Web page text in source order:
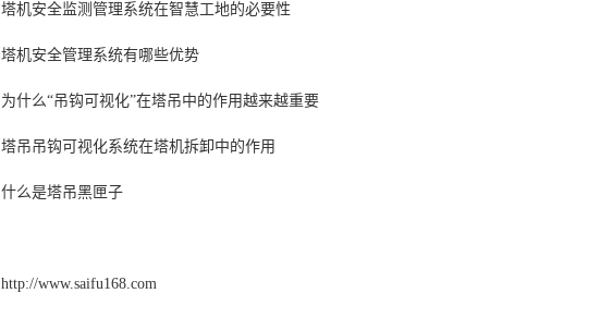
塔机安全监测管理系统在智慧工地的必要性
塔机安全管理系统有哪些优势
为什么“吊钩可视化”在塔吊中的作用越来越重要
塔吊吊钩可视化系统在塔机拆卸中的作用
什么是塔吊黑匣子
http://www.saifu168.com